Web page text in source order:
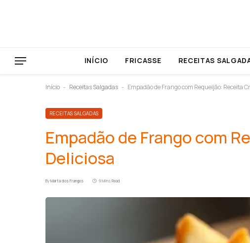
INÍCIO FRICASSE RECEITAS
Início - Receitas Salgadas - Empadão de Frango com Requeijão: Receita
RECEITAS SALGADAS
Empadão de Frango com
Deliciosa
ByMarta dos Frangos 9 Mins Read